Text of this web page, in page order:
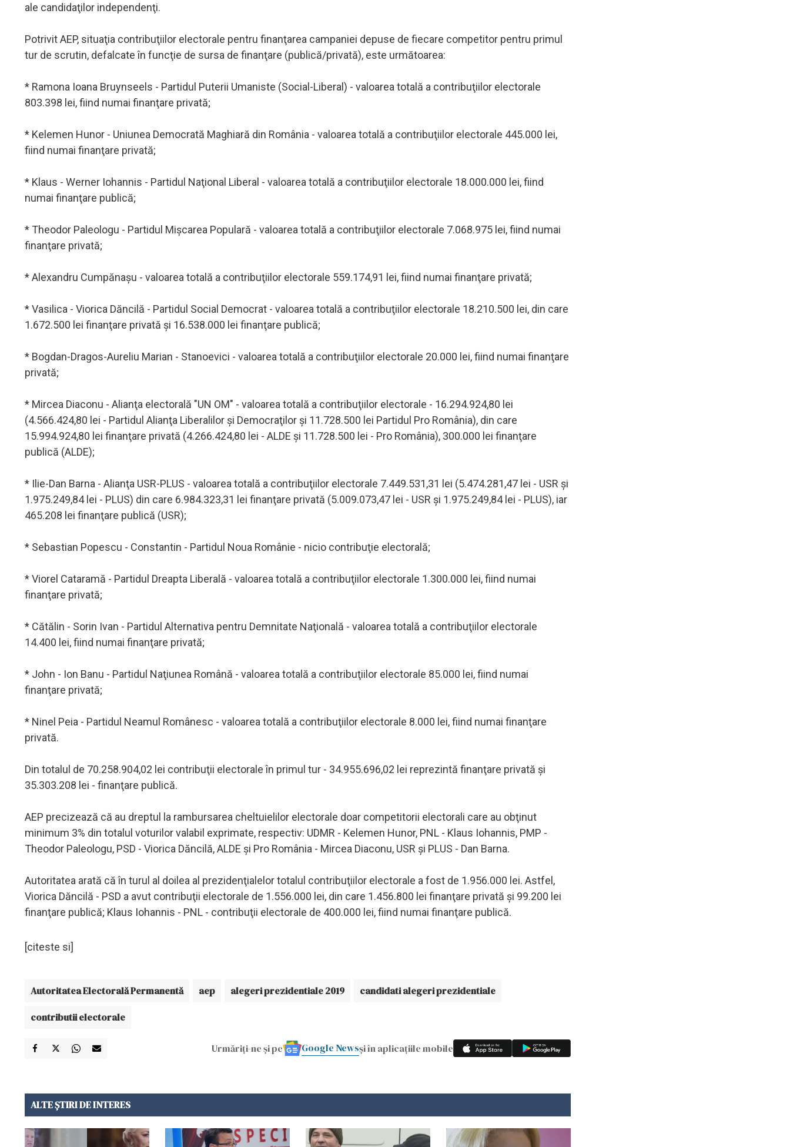
ale candidaţilor independenţi.
Potrivit AEP, situaţia contribuţiilor electorale pentru finanţarea campaniei depuse de fiecare competitor pentru primul
tur de scrutin, defalcate în funcţie de sursa de finanţare (publică/privată), este următoarea:
* Ramona Ioana Bruynseels - Partidul Puterii Umaniste (Social-Liberal) - valoarea totală a contribuţiilor electorale
803.398 lei, fiind numai finanţare privată;
* Kelemen Hunor - Uniunea Democrată Maghiară din România - valoarea totală a contribuţiilor electorale 445.000 lei,
fiind numai finanţare privată;
* Klaus - Werner Iohannis - Partidul Naţional Liberal - valoarea totală a contribuţiilor electorale 18.000.000 lei, fiind
numai finanţare publică;
* Theodor Paleologu - Partidul Mişcarea Populară - valoarea totală a contribuţiilor electorale 7.068.975 lei, fiind numai
finanţare privată;
* Alexandru Cumpănaşu - valoarea totală a contribuţiilor electorale 559.174,91 lei, fiind numai finanţare privată;
* Vasilica - Viorica Dăncilă - Partidul Social Democrat - valoarea totală a contribuţiilor electorale 18.210.500 lei, din care
1.672.500 lei finanţare privată şi 16.538.000 lei finanţare publică;
* Bogdan-Dragos-Aureliu Marian - Stanoevici - valoarea totală a contribuţiilor electorale 20.000 lei, fiind numai finanţare
privată;
* Mircea Diaconu - Alianţa electorală "UN OM" - valoarea totală a contribuţiilor electorale - 16.294.924,80 lei
(4.566.424,80 lei - Partidul Alianţa Liberalilor şi Democraţilor şi 11.728.500 lei Partidul Pro România), din care
15.994.924,80 lei finanţare privată (4.266.424,80 lei - ALDE şi 11.728.500 lei - Pro România), 300.000 lei finanţare
publică (ALDE);
* Ilie-Dan Barna - Alianţa USR-PLUS - valoarea totală a contribuţiilor electorale 7.449.531,31 lei (5.474.281,47 lei - USR şi
1.975.249,84 lei - PLUS) din care 6.984.323,31 lei finanţare privată (5.009.073,47 lei - USR şi 1.975.249,84 lei - PLUS), iar
465.208 lei finanţare publică (USR);
* Sebastian Popescu - Constantin - Partidul Noua Românie - nicio contribuţie electorală;
* Viorel Cataramă - Partidul Dreapta Liberală - valoarea totală a contribuţiilor electorale 1.300.000 lei, fiind numai
finanţare privată;
* Cătălin - Sorin Ivan - Partidul Alternativa pentru Demnitate Naţională - valoarea totală a contribuţiilor electorale
14.400 lei, fiind numai finanţare privată;
* John - Ion Banu - Partidul Naţiunea Română - valoarea totală a contribuţiilor electorale 85.000 lei, fiind numai
finanţare privată;
* Ninel Peia - Partidul Neamul Românesc - valoarea totală a contribuţiilor electorale 8.000 lei, fiind numai finanţare
privată.
Din totalul de 70.258.904,02 lei contribuţii electorale în primul tur - 34.955.696,02 lei reprezintă finanţare privată şi
35.303.208 lei - finanţare publică.
AEP precizează că au dreptul la rambursarea cheltuielilor electorale doar competitorii electorali care au obţinut
minimum 3% din totalul voturilor valabil exprimate, respectiv: UDMR - Kelemen Hunor, PNL - Klaus Iohannis, PMP -
Theodor Paleologu, PSD - Viorica Dăncilă, ALDE şi Pro România - Mircea Diaconu, USR şi PLUS - Dan Barna.
Autoritatea arată că în turul al doilea al prezidenţialelor totalul contribuţiilor electorale a fost de 1.956.000 lei. Astfel,
Viorica Dăncilă - PSD a avut contribuţii electorale de 1.556.000 lei, din care 1.456.800 lei finanţare privată şi 99.200 lei
finanţare publică; Klaus Iohannis - PNL - contribuţii electorale de 400.000 lei, fiind numai finanţare publică.
[citeste si]
Autoritatea Electorală Permanentă aep alegeri prezidentiale 2019 candidati alegeri prezidentiale
contributii electorale
Urmăriți-ne și pe Google Newsși în aplicațiile mobile
ALTE ȘTIRI DE INTERES